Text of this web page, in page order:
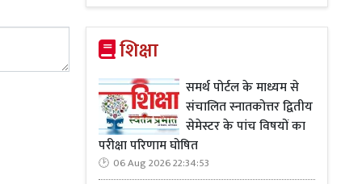
से हार गई।
शिक्षा
समर्थ पोर्टल के माध्यम से
संचालित स्नातकोत्तर द्वितीय
सेमेस्टर के पांच विषयों का
परीक्षा परिणाम घोषित
06 Aug 2026 22:34:53